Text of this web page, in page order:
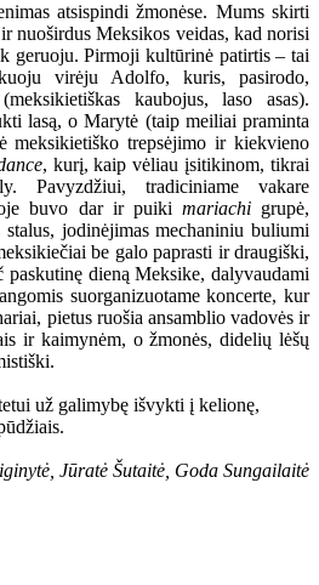
atsispindi žmonėse. Mums skirti
nuoširdus Meksikos veidas, kad norisi
geruoju. Pirmoji kultūrinė patirtis – tai
virėju Adolfo, kuris, pasirodo,
(meksikietiškas kaubojus, laso asas).
lasą, o Marytė (taip meiliai praminta
meksikietiško trepsėjimo ir kiekvieno
, kurį, kaip vėliau įsitikinom, tikrai
Pavyzdžiui, tradiciniame vakare
buvo dar ir puiki mariachigrupė,
jodinėjimas mechaniniu buliumi
be galo paprasti ir draugiški,
dieną Meksike, dalyvaudami
suorganizuotame koncerte, kur
pietus ruošia ansamblio vadovės ir
ir kaimynėm, o žmonės, didelių lėšų
už galimybę išvykti į kelionę,
Jūratė Šutaitė, Goda Sungailaitė